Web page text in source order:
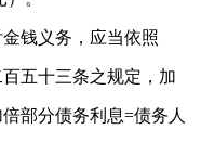
钱义务，应当依照
五十三条之规定，加
部分债务利息=债务人